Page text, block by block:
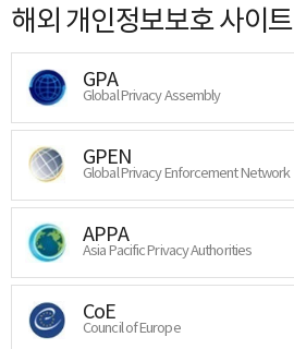
해외 개인정보보호 사이트
GPA
Global Privacy Assembly
GPEN
Global Privacy Enforcement Network
APPA
Asia Pacific Privacy Authorities
CoE
Council of Europe